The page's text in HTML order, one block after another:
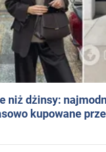
niż dżinsy:
kupowane